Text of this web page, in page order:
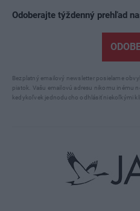
Odoberajte týždenný prehľad
Bezplatný emailový newsletter posielame
piatok. Vašu emailovú adresu nikomu inému
kedykoľvek jednoducho odhlásiť niekoľkými